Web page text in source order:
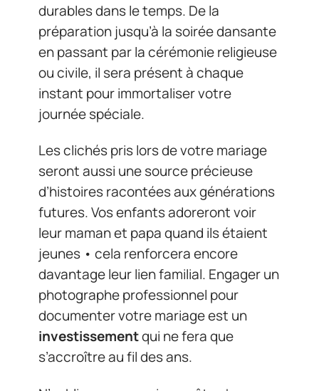
durables dans le temps. De la
préparation jusqu’à la soirée dansante
en passant par la cérémonie religieuse
ou civile, il sera présent à chaque
instant pour immortaliser votre
journée spéciale.
Les clichés pris lors de votre mariage
seront aussi une source précieuse
d’histoires racontées aux générations
futures. Vos enfants adoreront voir
leur maman et papa quand ils étaient
jeunes • cela renforcera encore
davantage leur lien familial. Engager un
photographe professionnel pour
documenter votre mariage est un
investissementqui ne fera que
s’accroître au fil des ans.